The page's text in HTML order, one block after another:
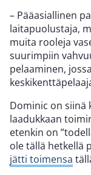
– Pääasiallinen
laitapuolustaja,
muita rooleja
suurimpiin
pelaaminen,
Dominic on siinä
laadukkaan
etenkin on
ole tällä hetkellä
jätti toimensa